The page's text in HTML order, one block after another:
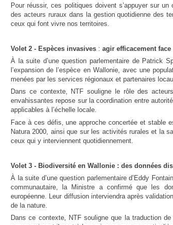
Pour réussir, ces politiques doivent s’appuyer sur
des acteurs ruraux dans la gestion quotidienne des
ceux qui font vivre nos territoires.
Volet 2 - Espèces invasives : agir efficacement
À la suite d’une question parlementaire de Patrick
l’expansion de l’espèce en Wallonie, avec une
menées par les services régionaux et partenaires
Dans ce contexte, NTF souligne le rôle des
envahissantes repose sur la coordination entre
applicables à l’échelle locale.
Face à ces défis, une approche concertée et stable
Natura 2000, ainsi que sur les activités rurales et la
ceux qui y interviennent quotidiennement.
Volet 3 - Biodiversité en Wallonie : des données
À la suite d’une question parlementaire d’Eddy
communautaire, la Ministre a confirmé que les
européenne. Leur diffusion interviendra après
de la nature.
Dans ce contexte, NTF souligne que la traduction